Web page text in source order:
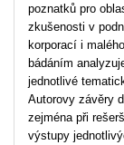
poznatků pro
zkušenosti v
korporací i
bádáním
jednotlivé
Autorovy závěry
zejména při
výstupy